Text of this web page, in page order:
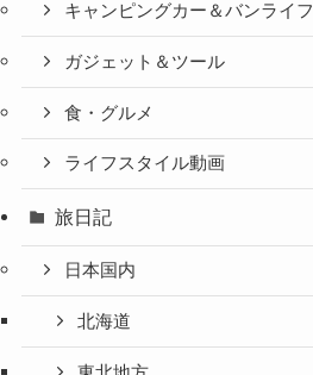
キャンピングカー＆バンライフ
ガジェット＆ツール
食・グルメ
ライフスタイル動画
旅日記
日本国内
北海道